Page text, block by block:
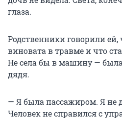
глаза.
Родственники говорили ей,
виновата в травме и что
Не села бы в машину — была
дядя.
— Я была пассажиром. Я не
Человек не справился с